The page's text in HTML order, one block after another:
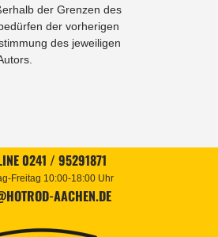
der Grenzen des
der vorherigen
des jeweiligen
0241 / 95291871
Freitag 10:00-18:00 Uhr
AACHEN.DE